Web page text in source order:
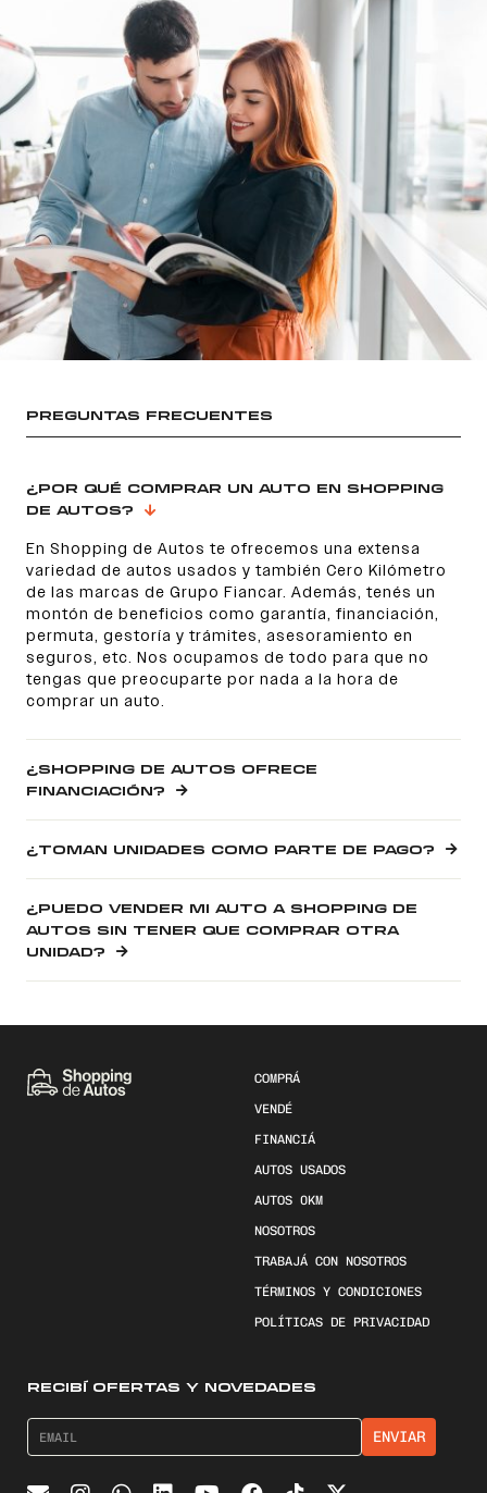
PREGUNTAS FRECUENTES
¿POR QUÉ COMPRAR UN AUTO EN SHOPPING
DE AUTOS?
En Shopping de Autos te ofrecemos una extensa
variedad de autos usados y también Cero Kilómetro
de las marcas de Grupo Fiancar. Además, tenés un
montón de beneficios como garantía, financiación,
permuta, gestoría y trámites, asesoramiento en
seguros, etc. Nos ocupamos de todo para que no
tengas que preocuparte por nada a la hora de
comprar un auto.
¿SHOPPING DE AUTOS OFRECE
FINANCIACIÓN?
¿TOMAN UNIDADES COMO PARTE DE PAGO?
¿PUEDO VENDER MI AUTO A SHOPPING DE
AUTOS SIN TENER QUE COMPRAR OTRA
UNIDAD?
COMPRÁ
VENDÉ
FINANCIÁ
AUTOS USADOS
AUTOS 0KM
NOSOTROS
TRABAJÁ CON NOSOTROS
TÉRMINOS Y CONDICIONES
POLÍTICAS DE PRIVACIDAD
RECIBÍ OFERTAS Y NOVEDADES